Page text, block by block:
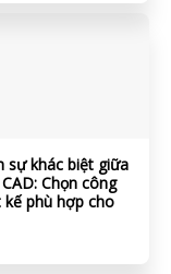
sự khác biệt giữa
Chọn công
phù hợp cho